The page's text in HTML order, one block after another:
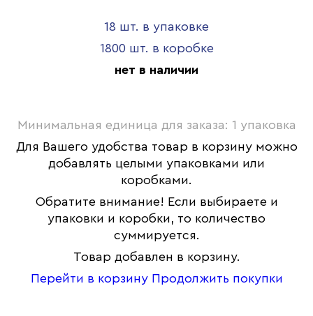
18 шт. в упаковке
1800 шт. в коробке
нет в наличии
Минимальная единица для заказа: 1 упаковка
Для Вашего удобства товар в корзину можно
добавлять целыми упаковками или
коробками.
Обратите внимание! Если выбираете и
упаковки и коробки, то количество
суммируется.
Товар добавлен в корзину.
Перейти в корзину Продолжить покупки